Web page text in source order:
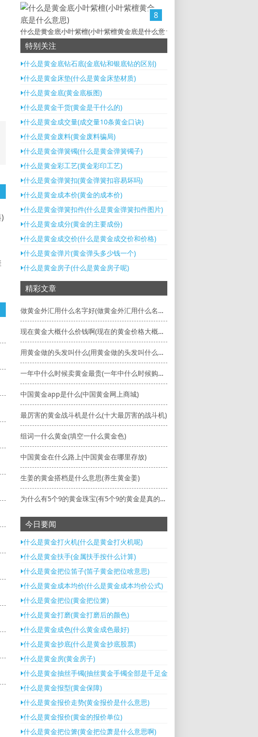
8
什么是黄金底小叶紫檀(小叶紫檀黄金底是什么意
思)
特别关注
什么是黄金底钻石底(金底钻和银底钻的区别)
什么是黄金床垫(什么是黄金床垫材质)
什么是黄金底(黄金底板图)
什么是黄金干货(黄金是干什么的)
什么是黄金成交量(成交量10条黄金口诀)
什么是黄金废料(黄金废料骗局)
什么是黄金弹簧镯(什么是黄金弹簧镯子)
什么是黄金彩工艺(黄金彩印工艺)
什么是黄金弹簧扣(黄金弹簧扣容易坏吗)
什么是黄金成本价(黄金的成本价)
什么是黄金弹簧扣件(什么是黄金弹簧扣件图片)
什么是黄金成分(黄金的主要成份)
什么是黄金成交价(什么是黄金成交价和价格)
什么是黄金弹片(黄金弹头多少钱一个)
什么是黄金房子(什么是黄金房子呢)
精彩文章
做黄金外汇用什么名字好(做黄金外汇用什么名字好一点)
现在黄金大概什么价钱啊(现在的黄金价格大概是多少)
用黄金做的头发叫什么(用黄金做的头发叫什么发型)
一年中什么时候卖黄金最贵(一年中什么时候购买黄金价格低)
中国黄金app是什么(中国黄金网上商城)
最厉害的黄金战斗机是什么(十大最厉害的战斗机)
组词一什么黄金(填空一什么黄金色)
中国黄金在什么路上(中国黄金在哪里存放)
生姜的黄金搭档是什么意思(养生黄金姜)
为什么有5个9的黄金珠宝(有5个9的黄金是真的吗)
今日要闻
什么是黄金打火机(什么是黄金打火机呢)
什么是黄金扶手(金属扶手按什么计算)
什么是黄金把位笛子(笛子黄金把位啥意思)
什么是黄金成本均价(什么是黄金成本均价公式)
什么是黄金把位(黄金把位箫)
什么是黄金打磨(黄金打磨后的颜色)
什么是黄金成色(什么黄金成色最好)
什么是黄金抄底(什么是黄金抄底股票)
什么是黄金房(黄金房子)
什么是黄金抽丝手镯(抽丝黄金手镯全部是千足金吗)
什么是黄金报型(黄金保障)
什么是黄金报价走势(黄金报价是什么意思)
什么是黄金报价(黄金的报价单位)
什么是黄金把位箫(黄金把位萧是什么意思啊)